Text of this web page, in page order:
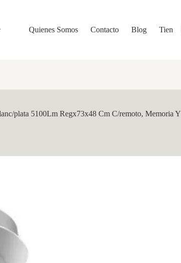
Quienes Somos Contacto Blog Tienda
plata 5100Lm Regx73x48 Cm C/remoto, Memoria Y